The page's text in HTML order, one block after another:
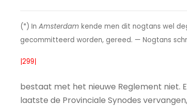
(*) In Amsterdam kende men dit nogtans wel
gecommitteerd worden, gereed. — Nogtans
|299|
bestaat met het nieuwe Reglement niet.
laatste de Provinciale Synodes